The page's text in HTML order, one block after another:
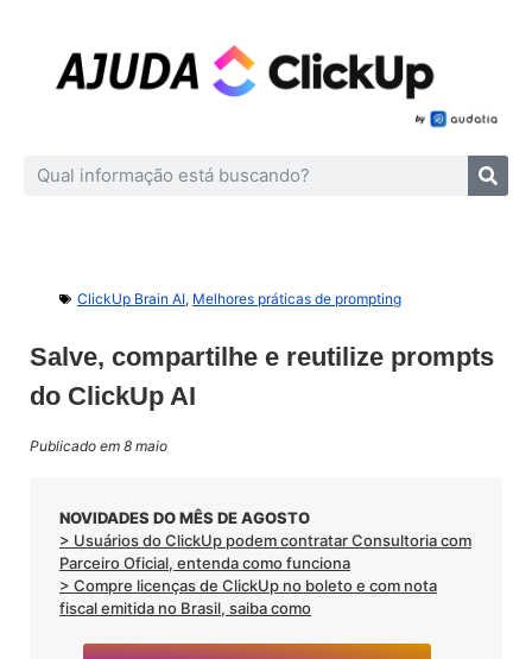
ClickUp Brain AI, Melhores práticas de prompting
Salve, compartilhe e reutilize prompts
do ClickUp AI
Publicado em 8 maio
NOVIDADES DO MÊS DE AGOSTO
> Usuários do ClickUp podem contratar Consultoria com
Parceiro Oficial, entenda como funciona
> Compre licenças de ClickUp no boleto e com nota
fiscal emitida no Brasil, saiba como